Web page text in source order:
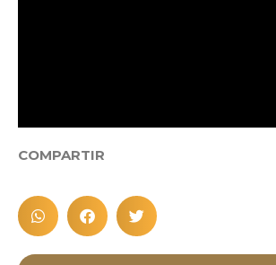
COMPARTIR